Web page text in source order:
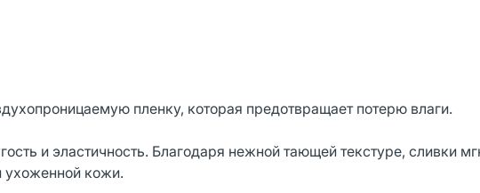
пленку, которая предотвращает потерю влаги.
и эластичность. Благодаря нежной тающей текстуре, сливки
ухоженной кожи.